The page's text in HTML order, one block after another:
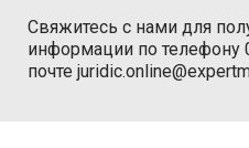
Свяжитесь с нами для
информации по телефону
почте